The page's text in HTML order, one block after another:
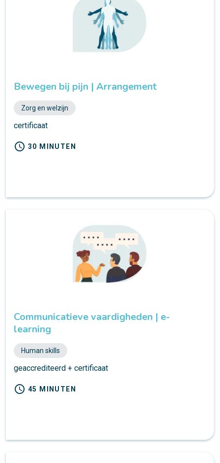
Bewegen bij pijn | Arrangement
Zorg en welzijn
certificaat
schedule 30 MINUTEN
Communicatieve vaardigheden | e-
learning
Human skills
geaccrediteerd + certificaat
schedule 45 MINUTEN